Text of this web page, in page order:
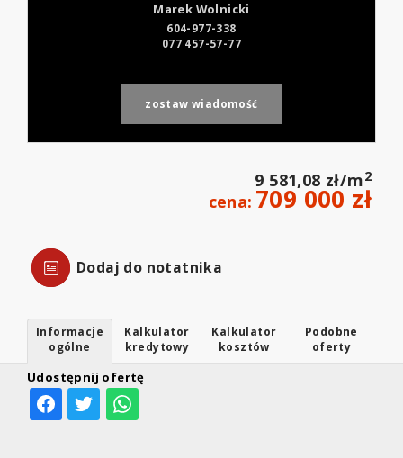
Marek Wolnicki
604-977-338
077 457-57-77
zostaw wiadomość
9 581,08 zł/m2
cena: 709 000 zł
Dodaj do notatnika
Udostępnij ofertę
Informacje
ogólne
Kalkulator
kredytowy
Kalkulator
kosztów
Podobne
oferty